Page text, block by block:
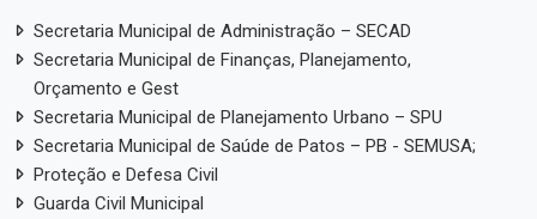
Secretaria Municipal de Administração – SECAD
Secretaria Municipal de Finanças, Planejamento,
Orçamento e Gest
Secretaria Municipal de Planejamento Urbano – SPU
Secretaria Municipal de Saúde de Patos – PB - SEMUSA;
Proteção e Defesa Civil
Guarda Civil Municipal